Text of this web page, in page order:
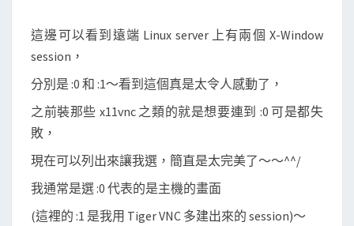
這邊可以看到遠端 Linux server 上有兩個 X-Window
session，
分別是 :0 和 :1～看到這個真是太令人感動了，
之前裝那些 x11vnc 之類的就是想要連到 :0 可是都失
敗，
現在可以列出來讓我選，簡直是太完美了～～^^/
我通常是選 :0 代表的是主機的畫面
(這裡的 :1 是我用 Tiger VNC 多建出來的 session)～